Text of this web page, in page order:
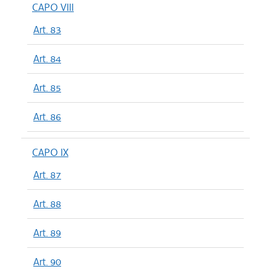
CAPO VIII
Art. 83
Art. 84
Art. 85
Art. 86
CAPO IX
Art. 87
Art. 88
Art. 89
Art. 90